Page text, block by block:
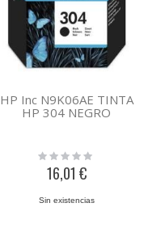
HP Inc N9K06AE TINTA
HP 304 NEGRO
Rating:
16,01 €
Sin existencias